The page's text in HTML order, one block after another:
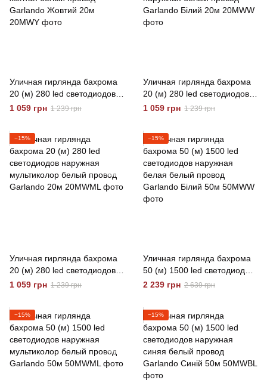
Уличная гирлянда бахрома
20 (м) 280 led светодиодов
наружная желтая белый
20м
1 059 грн 1 239 грн
Уличная гирлянда бахрома
20 (м) 280 led светодиодов
белая наружная белый
1 059 грн 1 239 грн
−15%
Уличная гирлянда бахрома
20 (м) 280 led светодиодов
наружная мультиколор
1 059 грн 1 239 грн
−15%
Уличная гирлянда бахрома
50 (м) 1500 led светодиодов
наружная белая белый
2 239 грн 2 639 грн
−15% −15%